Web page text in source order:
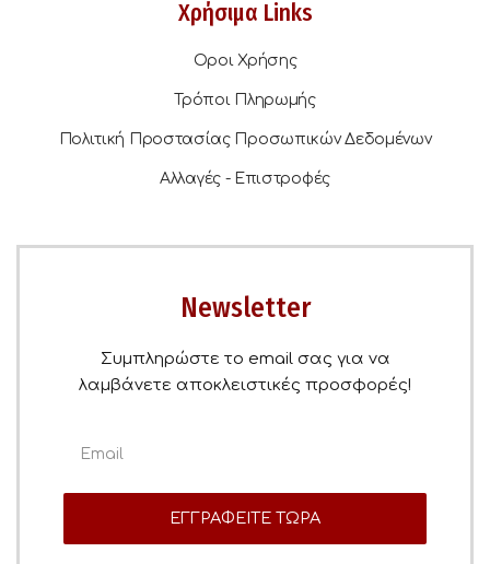
Χρήσιμα Links
Οροι Χρήσης
Τρόποι Πληρωμής
Πολιτική Προστασίας Προσωπικών Δεδομένων
Αλλαγές - Επιστροφές
Newsletter
Συμπληρώστε το email σας για να
λαμβάνετε αποκλειστικές προσφορές!
ΕΓΓΡΑΦΕΙΤΕ ΤΩΡΑ